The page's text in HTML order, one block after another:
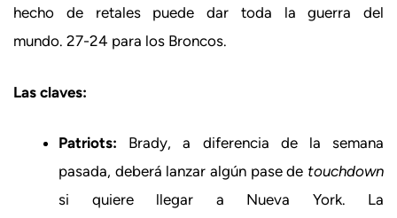
hecho de retales puede dar toda la guerra del
mundo. 27-24 para los Broncos.
Las claves:
Patriots: Brady, a diferencia de la semana
pasada, deberá lanzar algún pase de touchdown
si quiere llegar a Nueva York. La